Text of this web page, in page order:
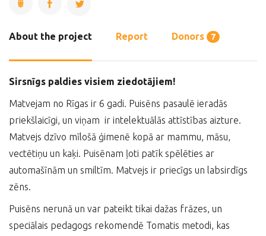
About the project Report Donors 7
Sirsnīgs paldies visiem ziedotājiem!
Matvejam no Rīgas ir 6 gadi. Puisēns pasaulē ieradās
priekšlaicīgi, un viņam ir intelektuālās attīstības aizture.
Matvejs dzīvo mīlošā ģimenē kopā ar mammu, māsu,
vectētiņu un kaķi. Puisēnam ļoti patīk spēlēties ar
automašīnām un smiltīm. Matvejs ir priecīgs un labsirdīgs
zēns.
Puisēns nerunā un var pateikt tikai dažas frāzes, un
speciālais pedagogs rekomendē Tomatis metodi, kas